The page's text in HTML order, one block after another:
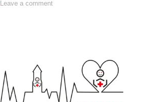
Leave a comment